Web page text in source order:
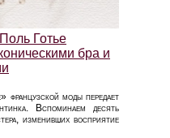
Готье
бра и
моды передает
Вспоминаем десять
изменивших восприятие